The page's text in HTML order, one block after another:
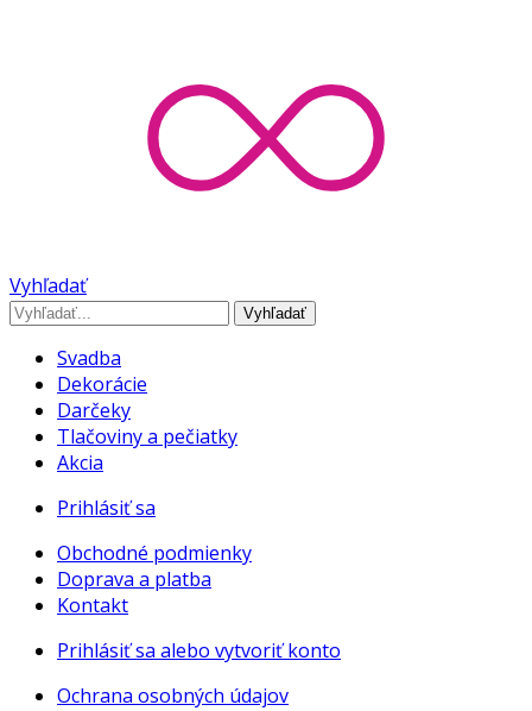
Vyhľadať
Vyhľadať
Svadba
Dekorácie
Darčeky
Tlačoviny a pečiatky
Akcia
Prihlásiť sa
Obchodné podmienky
Doprava a platba
Kontakt
Prihlásiť sa alebo vytvoriť konto
Ochrana osobných údajov